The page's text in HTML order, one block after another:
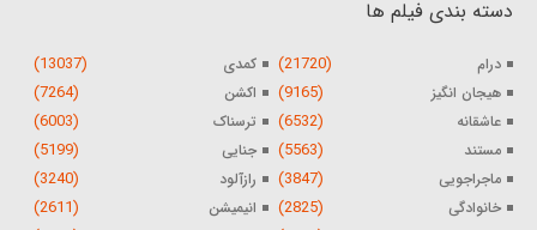
دسته بندی فیلم ها
درام (21720) کمدی (13037)
هیجان انگیز (9165) اکشن (7264)
عاشقانه (6532) ترسناک (6003)
مستند (5563) جنایی (5199)
ماجراجویی (3847) رازآلود (3240)
خانوادگی (2825) انیمیشن (2611)